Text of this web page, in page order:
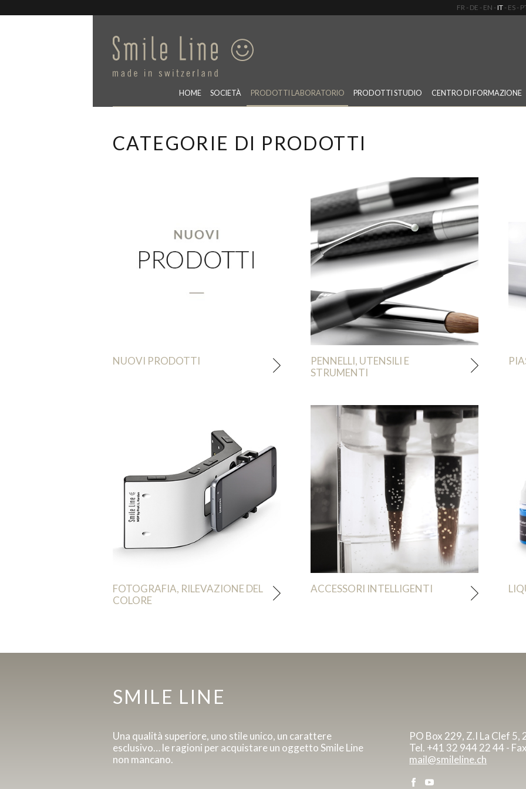
FR DE EN IT ES
HOME SOCIETÀ PRODOTTI LABORATORIO PRODOTTI STUDIO CENTRO DI FORMAZIONE
CATEGORIE DI PRODOTTI
NUOVI PRODOTTI
PENNELLI, UTENSILI E
STRUMENTI
FOTOGRAFIA, RILEVAZIONE DEL
COLORE
ACCESSORI INTELLIGENTI
SMILE LINE
Una qualità superiore, uno stile unico, un carattere
esclusivo… le ragioni per acquistare un oggetto Smile Line
non mancano.
PO Box 229, Z.I La Clef
Tel. +41 32 944 22 44 -
mail@smileline.ch